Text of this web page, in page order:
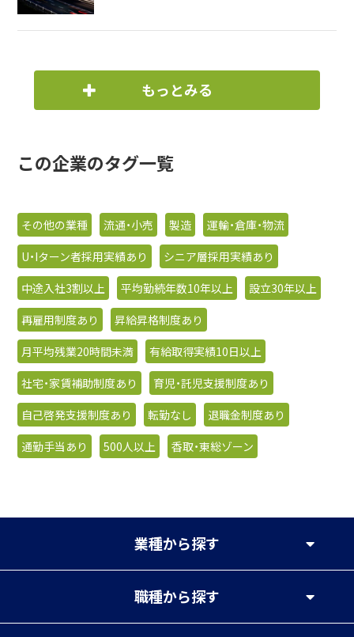
もっとみる
この企業のタグ一覧
その他の業種 流通・小売 製造
運輸・倉庫・物流
U・Iターン者採用実績あり
シニア層採用実績あり
中途入社3割以上
平均勤続年数10年以上
設立30年以上
再雇用制度あり
昇給昇格制度あり
月平均残業20時間未満
有給取得実績10日以上
社宅・家賃補助制度あり
育児・託児支援制度あり
自己啓発支援制度あり
転勤なし
退職金制度あり
通勤手当あり
500人以上 香取・東総ゾーン
業種から探す
職種から探す